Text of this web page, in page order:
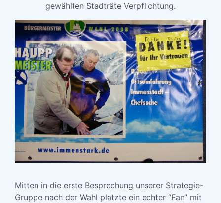
gewählten Stadträte Verpflichtung.
Mitten in die erste Besprechung unserer Strategie-
Gruppe nach der Wahl platzte ein echter “Fan” mit